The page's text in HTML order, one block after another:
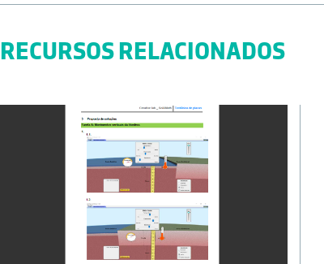
RECURSOS RELACIONADOS